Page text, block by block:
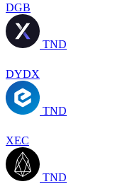
DGB
TND
DYDX
TND
XEC
TND